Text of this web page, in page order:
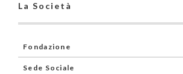
La Società
Fondazione
Sede Sociale